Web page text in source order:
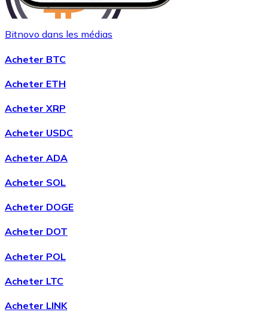
AcheterWrapped Bitcoin
AcheterAvalanche
Bitnovo dans les médias
Acheter BTC
Acheter ETH
Acheter XRP
Acheter USDC
Acheter ADA
Acheter SOL
Acheter DOGE
Acheter DOT
Acheter POL
Acheter LTC
Acheter LINK